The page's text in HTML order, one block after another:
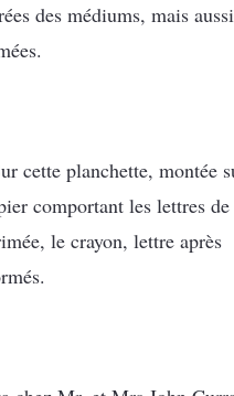
des médiums, mais aussi
cette planchette, montée
comportant les lettres de
le crayon, lettre après